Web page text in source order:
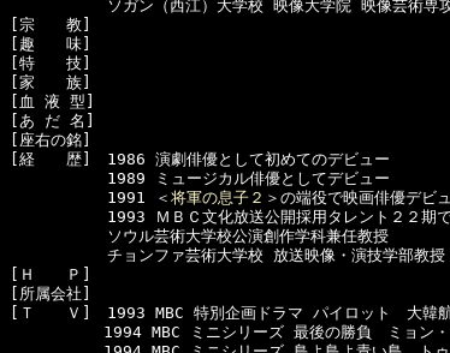
　　　　　ソガン（西江）大学校 映像大学院 映像芸術専
[宗　　教]
[趣　　味]
[特　　技]
[家　　族]
[血 液 型]
[あ だ 名]
[座右の銘]
[経　　歴]　1986 演劇俳優として初めてのデビュー
  　　　　　1989 ミュージカル俳優としてデビュー
  　　　　　1991 ＜
将軍の息子２ ＞の端役で映画俳優デビ
　　　　　1993 ＭＢＣ文化放送公開採用タレント２２期
  　　　　　ソウル芸術大学校公演創作学科兼任教授
  　　　　　チョンファ芸術大学校 放送映像・演技学部教授
[Ｈ　　Ｐ]
[所属会社]
[Ｔ　　Ｖ]　1993 MBC 特別企画ドラマ パイロット　大韓
1994 MBC ミニシリーズ 最後の勝負　ミョン・ソン